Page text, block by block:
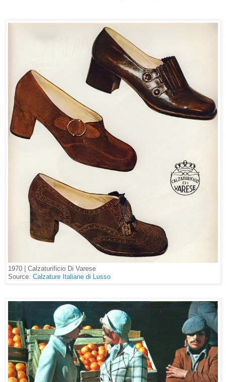
1970 | Calzaturificio Di Varese
Source: Calzature Italiane di Lusso